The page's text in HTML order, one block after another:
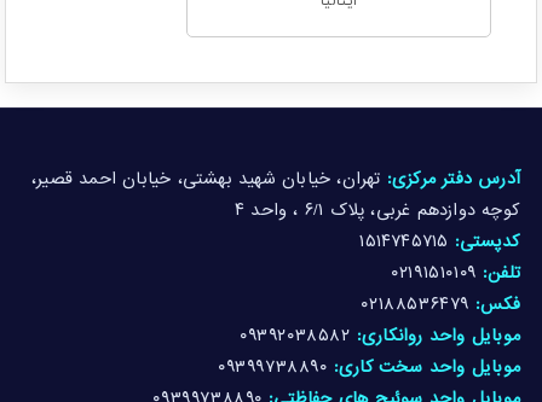
آدرس دفتر مرکزی: تهران، خیابان شهید بهشتی، خیابان احمد قصیر،
کوچه دوازدهم غربی، پلاک ۶/۱ ، واحد ۴
کدپستی: ۱۵۱۴۷۴۵۷۱۵
تلفن: ۰۲۱۹۱۵۱۰۱۰۹
فکس: ۰۲۱۸۸۵۳۶۴۷۹
موبایل واحد روانکاری: ۰۹۳۹۲۰۳۸۵۸۲
موبایل واحد سخت کاری: ۰۹۳۹۹۷۳۸۸۹۰